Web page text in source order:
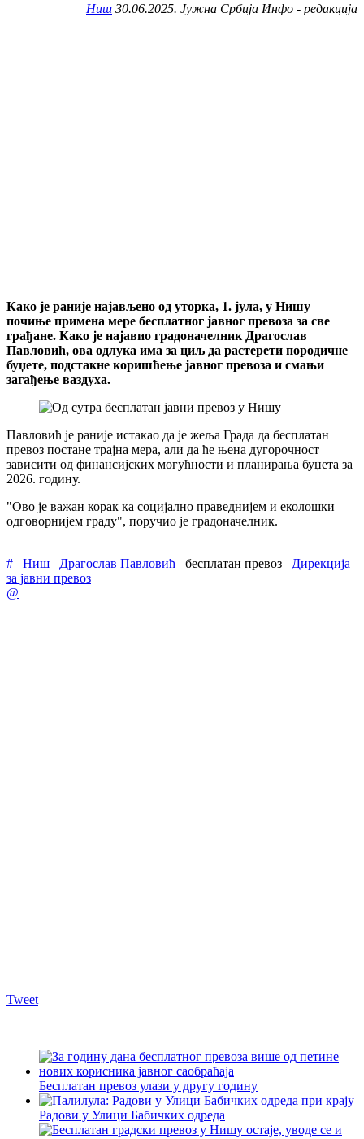
Ниш 30.06.2025. Јужна Србија Инфо - редакција
Како је раније најављено од уторка, 1. јула, у Нишу
почиње примена мере бесплатног јавног превоза за све
грађане. Како је најавио градоначелник Драгослав
Павловић, ова одлука има за циљ да растерети породичне
буџете, подстакне коришћење јавног превоза и смањи
загађење ваздуха.
Павловић је раније истакао да је жеља Града да бесплатан
превоз постане трајна мера, али да ће њена дугорочност
зависити од финансијских могућности и планирања буџета за
2026. годину.
"Ово је важан корак ка социјално праведнијем и еколошки
одговорнијем граду", поручио је градоначелник.
# Ниш Драгослав Павловић бесплатан превоз
Дирекција
за јавни превоз
@
Tweet
Бесплатан превоз улази у другу годину
Радови у Улици Бабичких одреда